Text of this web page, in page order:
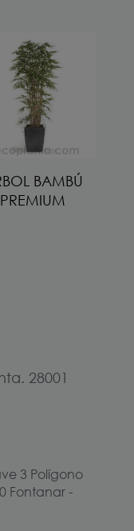
BAMBÚ
PREMIUM
28001
3 Polígono
Fontanar -